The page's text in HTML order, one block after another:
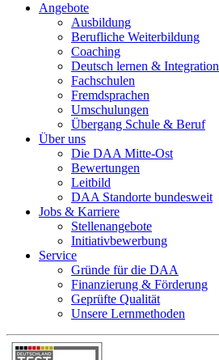
Angebote
Ausbildung
Berufliche Weiterbildung
Coaching
Deutsch lernen & Integration
Fachschulen
Fremdsprachen
Umschulungen
Übergang Schule & Beruf
Über uns
Die DAA Mitte-Ost
Bewertungen
Leitbild
DAA Standorte bundesweit
Jobs & Karriere
Stellenangebote
Initiativbewerbung
Service
Gründe für die DAA
Finanzierung & Förderung
Geprüfte Qualität
Unsere Lernmethoden